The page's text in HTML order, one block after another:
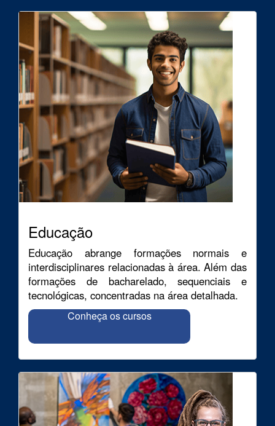
Educação
Educação abrange formações normais e
interdisciplinares relacionadas à área. Além das
formações de bacharelado, sequenciais e
tecnológicas, concentradas na área detalhada.
Conheça os cursos